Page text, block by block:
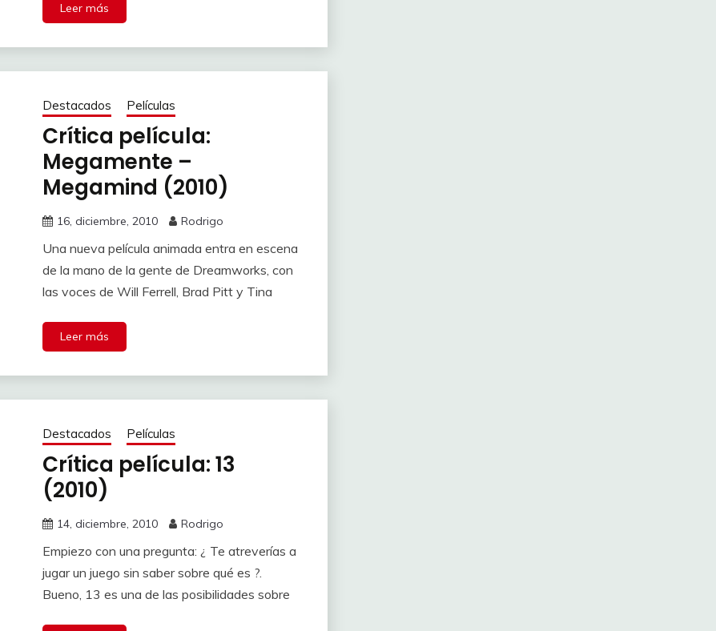
Leer más
Destacados Películas
Crítica película:
Megamente –
Megamind (2010)
16, diciembre, 2010 Rodrigo
Una nueva película animada entra en escena
de la mano de la gente de Dreamworks, con
las voces de Will Ferrell, Brad Pitt y Tina
Leer más
Destacados Películas
Crítica película: 13
(2010)
14, diciembre, 2010 Rodrigo
Empiezo con una pregunta: ¿ Te atreverías a
jugar un juego sin saber sobre qué es ?.
Bueno, 13 es una de las posibilidades sobre